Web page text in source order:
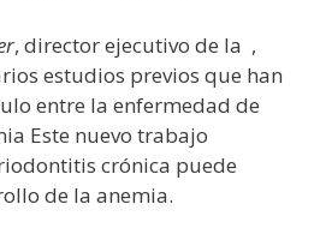
, director ejecutivo de la ,
estudios previos que han
entre la enfermedad de
Este nuevo trabajo
crónica puede
de la anemia.